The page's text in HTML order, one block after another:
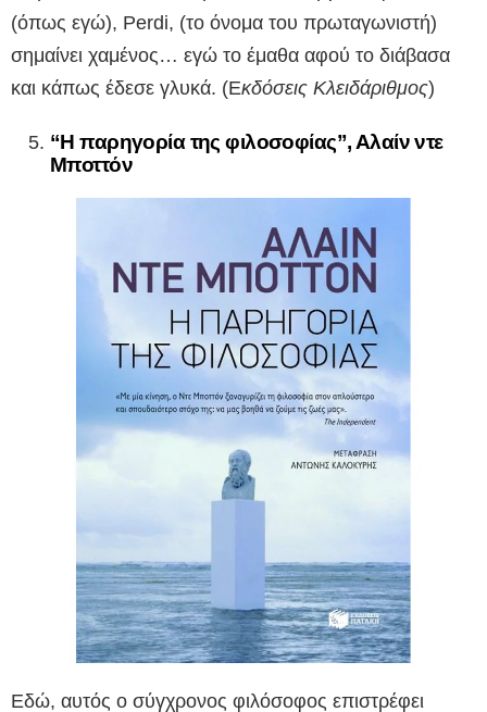
(όπως εγώ), Perdi, (το όνομα του πρωταγωνιστή)
σημαίνει χαμένος… εγώ το έμαθα αφού το διάβασα
και κάπως έδεσε γλυκά. (Εκδόσεις Κλειδάριθμος)
“Η παρηγορία της φιλοσοφίας”, Αλαίν ντε
Μποττόν
Εδώ, αυτός ο σύγχρονος φιλόσοφος επιστρέφει